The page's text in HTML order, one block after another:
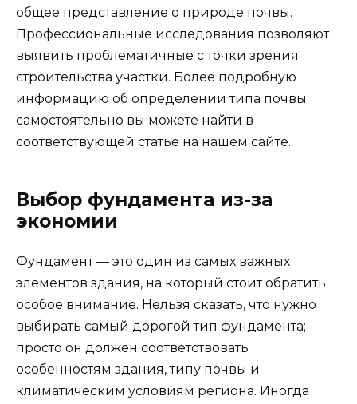
общее представление о природе почвы.
Профессиональные исследования позволяют
выявить проблематичные с точки зрения
строительства участки. Более подробную
информацию об определении типа почвы
самостоятельно вы можете найти в
соответствующей статье на нашем сайте.
Выбор фундамента из-за
экономии
Фундамент — это один из самых важных
элементов здания, на который стоит обратить
особое внимание. Нельзя сказать, что нужно
выбирать самый дорогой тип фундамента;
просто он должен соответствовать
особенностям здания, типу почвы и
климатическим условиям региона. Иногда